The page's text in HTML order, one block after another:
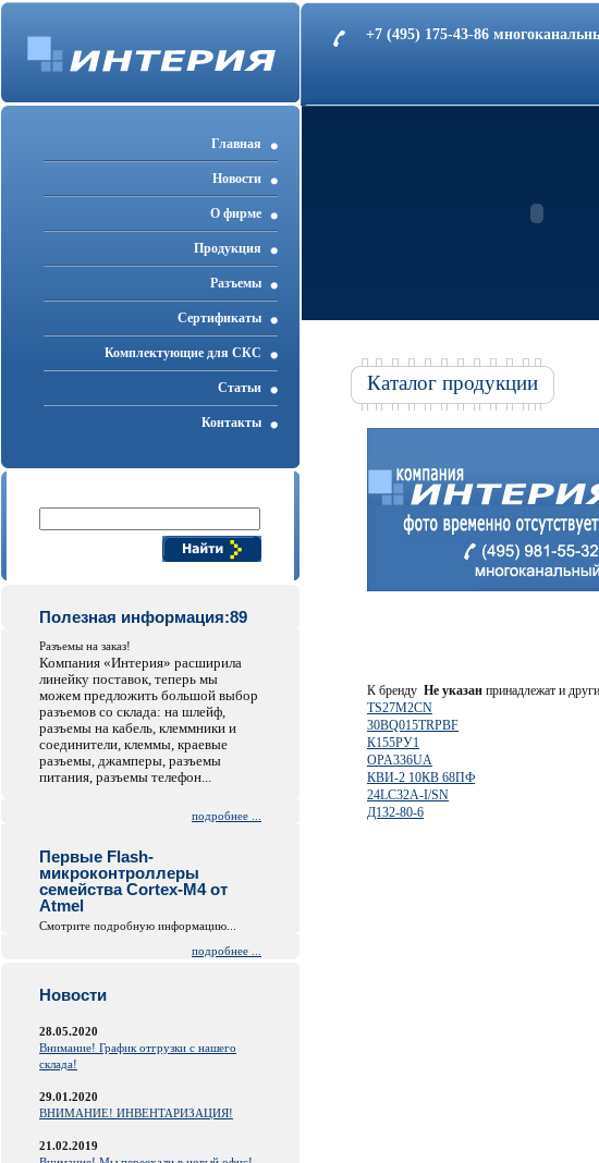
+7 (495) 175-43-86
Главная
Новости
О фирме
Продукция
Разъемы
Cертификаты
Комплектующие для СКС
Статьи
Контакты
Полезная информация:89
Разъемы на заказ!
Компания «Интерия» расширила
линейку поставок, теперь мы
можем предложить большой выбор
разъемов со склада: на шлейф,
разъемы на кабель, клеммники и
соединители, клеммы, краевые
разъемы, джамперы, разъемы
питания, разъемы телефон...
подробнее ...
Первые Flash-
микроконтроллеры
семейства Cortex-M4 от
Atmel
Смотрите подробную информацию...
подробнее ...
Новости
28.05.2020
Внимание! График отгрузки с нашего
склада!
29.01.2020
ВНИМАНИЕ! ИНВЕНТАРИЗАЦИЯ!
21.02.2019
Каталог продукции
К бренду Не указан принадлежат и
TS27M2CN
30BQ015TRPBF
К155РУ1
OPA336UA
КВИ-2 10КВ 68ПФ
24LC32A-I/SN
Д132-80-6